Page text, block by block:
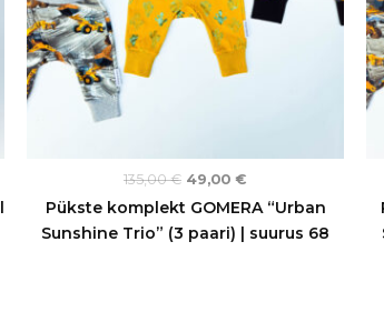
135,00€ 49,00 €
Pükste komplekt GOMERA “Urban
Sunshine Trio” (3 paari) | suurus 68